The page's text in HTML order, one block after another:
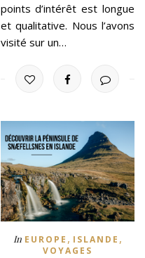
points d’intérêt est longue
et qualitative. Nous l’avons
visité sur un…
In EUROPE , ISLANDE ,
VOYAGES